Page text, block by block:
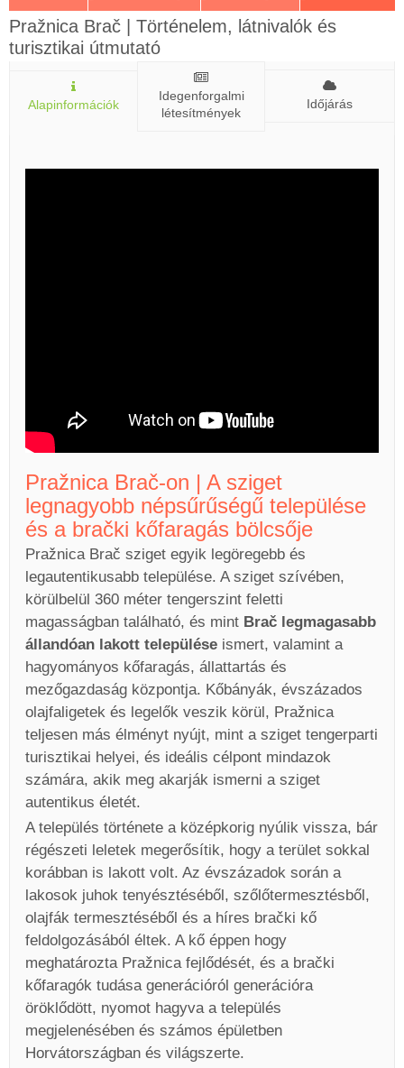
Pražnica Brač | Történelem, látnivalók és
turisztikai útmutató
Alapinformációk
Idegenforgalmi
létesítmények
Időjárás
Pražnica Brač-on | A sziget
legnagyobb népsűrűségű települése
és a brački kőfaragás bölcsője
Pražnica Brač sziget egyik legöregebb és
legautentikusabb települése. A sziget szívében,
körülbelül 360 méter tengerszint feletti
magasságban található, és mint Brač legmagasabb
állandóan lakott települése ismert, valamint a
hagyományos kőfaragás, állattartás és
mezőgazdaság központja. Kőbányák, évszázados
olajfaligetek és legelők veszik körül, Pražnica
teljesen más élményt nyújt, mint a sziget tengerparti
turisztikai helyei, és ideális célpont mindazok
számára, akik meg akarják ismerni a sziget
autentikus életét.
A település története a középkorig nyúlik vissza, bár
régészeti leletek megerősítik, hogy a terület sokkal
korábban is lakott volt. Az évszázadok során a
lakosok juhok tenyésztéséből, szőlőtermesztésből,
olajfák termesztéséből és a híres brački kő
feldolgozásából éltek. A kő éppen hogy
meghatározta Pražnica fejlődését, és a brački
kőfaragók tudása generációról generációra
öröklődött, nyomot hagyva a település
megjelenésében és számos épületben
Horvátországban és világszerte.